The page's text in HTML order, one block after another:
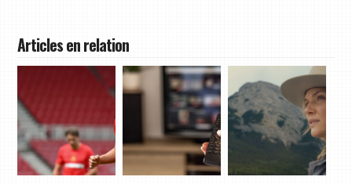
Articles en relation